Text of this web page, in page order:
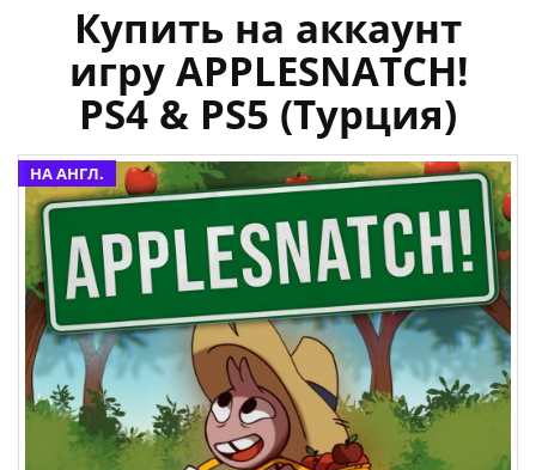
Купить на аккаунт
игру APPLESNATCH!
PS4 & PS5 (Турция)
НА АНГЛ.